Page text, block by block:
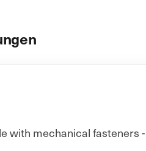
with mechanical